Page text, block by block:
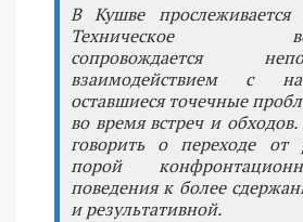
В Кушве
Техническое
сопровождается
взаимодействием с
оставшиеся точечные
во время встреч и
говорить о переходе от
порой
поведения к более
и результативной.